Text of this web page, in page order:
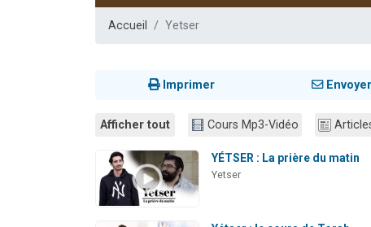
Accueil Yetser
Imprimer Envoyer
Afficher tout Cours Mp3-Vidéo
YÉTSER : La prière du matin
Yetser